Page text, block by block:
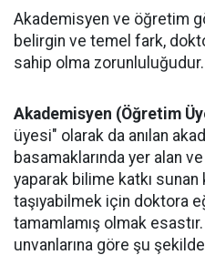
Akademisyen ve öğretim
belirgin ve temel fark,
sahip olma zorunluluğudur.
Akademisyen (Öğretim
üyesi" olarak da anılan
basamaklarında yer alan
yaparak bilime katkı sunan
taşıyabilmek için doktora
tamamlamış olmak
unvanlarına göre şu şekilde